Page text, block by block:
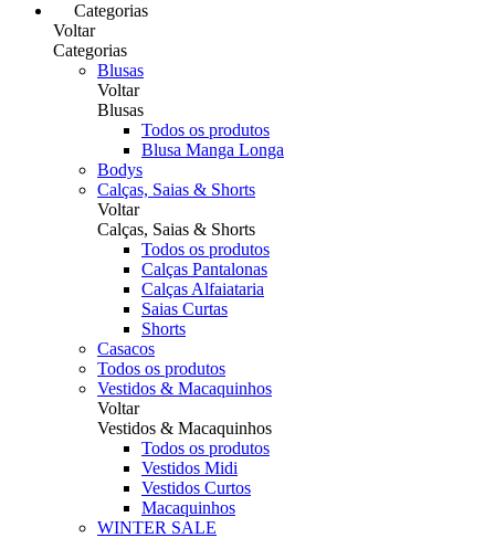
Categorias
Voltar
Categorias
Blusas
Voltar
Blusas
Todos os produtos
Blusa Manga Longa
Bodys
Calças, Saias & Shorts
Voltar
Calças, Saias & Shorts
Todos os produtos
Calças Pantalonas
Calças Alfaiataria
Saias Curtas
Shorts
Casacos
Todos os produtos
Vestidos & Macaquinhos
Voltar
Vestidos & Macaquinhos
Todos os produtos
Vestidos Midi
Vestidos Curtos
Macaquinhos
WINTER SALE